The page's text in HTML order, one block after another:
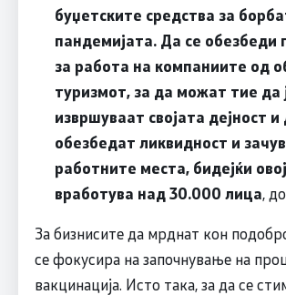
буџетските средства за
пандемијата. Да се обезбеди
за работа на компаниите од
туризмот, за да можат тие да
извршуваат својата дејност и
обезбедат ликвидност и
работните места, бидејќи
вработува над 30.000 лица,
За бизнисите да мрднат кон
се фокусира на започнување на
вакцинација. Исто така, за да се